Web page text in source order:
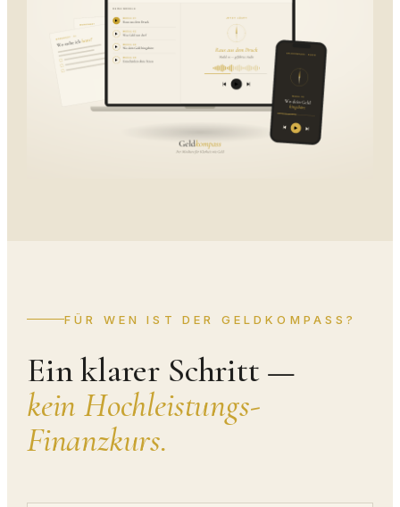
FÜR WEN IST DER GELDKOMPASS?
Ein klarer Schritt —
kein Hochleistungs-
Finanzkurs.